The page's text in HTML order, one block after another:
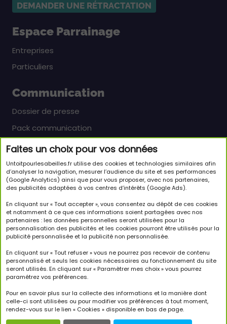
Faites un choix pour vos données
Untoitpourlesabeilles.fr utilise des cookies et technologies similaires afin
d’analyser la navigation, mesurer l’audience du site et ses performances
(Google Analytics) ainsi que pour vous proposer, avec nos partenaires,
des publicités adaptées à vos centres d’intérêts (Google Ads).
En cliquant sur « Tout accepter », vous consentez au dépôt de ces cookies
et notamment à ce que ces informations soient partagées avec nos
partenaires : les données personnelles seront utilisées pour la
personnalisation des publicités et les cookies pourront être utilisés pour la
publicité personnalisée et la publicité non personnalisée.
En cliquant sur « Tout refuser » vous ne pourrez pas recevoir de contenu
personnalisé et seuls les cookies nécessaires au fonctionnement du site
seront utilisés. En cliquant sur « Paramètrer mes choix » vous pourrez
paramétrez vos préférences.
Pour en savoir plus sur la collecte des informations et la manière dont
celle-ci sont utilisées ou pour modifier vos préférences à tout moment,
rendez-vous sur le lien « Cookies » disponible en bas de page.
DEMANDER UNE RÉTRACTATION
Espace Parrainage
Entreprises
Particuliers
Communication
Dossier de presse
Pack communication
Newsletter
Inscrivez-vous pour en savoir plus sur le monde
passionnant des abeilles et sur notre initiative.
JE M'INSCRIS À LA NEWSLETTER
Suivez-nous
Copyright © 2026 Un Toit Pour Les Abeilles. Tous droits
réservés.